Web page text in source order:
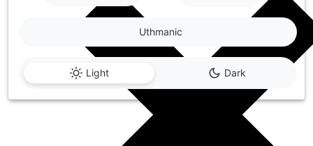
Light Dark
Uthmanic